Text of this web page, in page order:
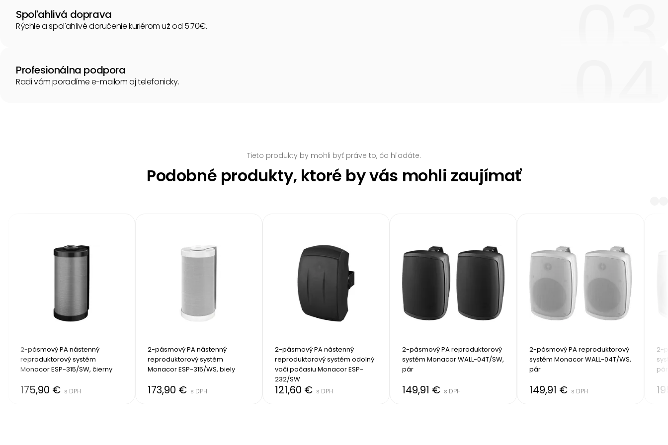
Spoľahlivá doprava
Rýchle a spoľahlivé doručenie kuriérom už od 5.70€.
Profesionálna podpora
Radi vám poradíme e-mailom aj telefonicky.
Tieto produkty by mohli byť práve to, čo hľadáte.
Podobné produkty, ktoré by vás mohli zaujímať
2-pásmový PA nástenný
reproduktorový systém
Monacor ESP-315/SW, čierny
175,90 € s DPH
2-pásmový PA nástenný
reproduktorový systém
Monacor ESP-315/WS, biely
173,90 € s DPH
2-pásmový PA nástenný
reproduktorový systém odolný
voči počasiu Monacor ESP-
232/SW
121,60 € s DPH
2-pásmový PA reproduktorový
systém Monacor WALL-04T/SW,
pár
149,91 € s DPH
2-pásmový PA reproduktorový
systém Monacor WALL-04T/WS,
pár
149,91 € s DPH
2-
pár